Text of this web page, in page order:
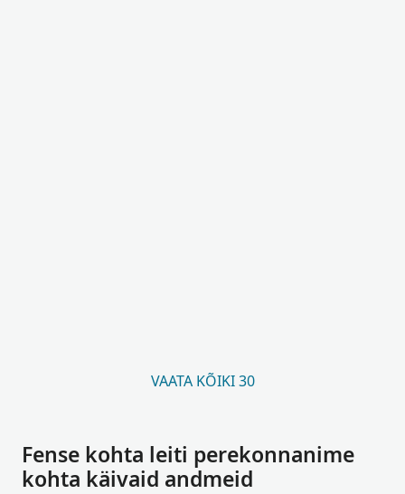
VAATA KÕIKI 30
Fense kohta leiti perekonnanime
kohta käivaid andmeid